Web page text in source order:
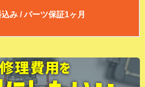
み / パーツ保証1ヶ月